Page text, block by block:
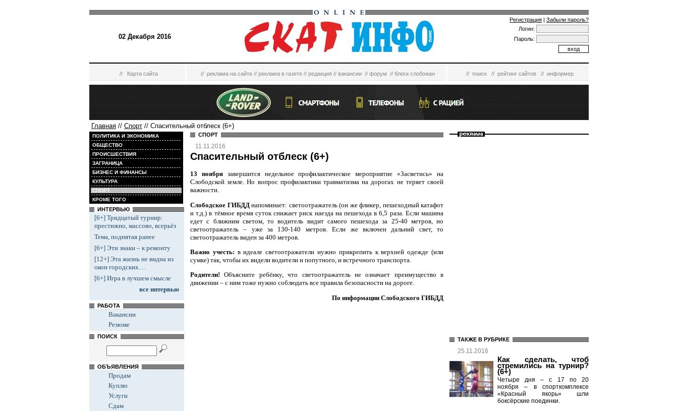
02 Декабря 2016
Регистрация | Забыли пароль?
Логин:
Пароль:
//Карта сайта //реклама на сайте//реклама в газете//редакция//вакансии//форум//блоги слобожан //поиск//рейтинг сайтов//информер
Главная // Спорт // Спасительный отблеск (6+)
ПОЛИТИКА И ЭКОНОМИКА
ОБЩЕСТВО
ПРОИСШЕСТВИЯ
ЗАГРАНИЦА
БИЗНЕС И ФИНАНСЫ
КУЛЬТУРА
СПОРТ
КРОМЕ ТОГО
ИНТЕРВЬЮ
[6+] Тридцатый турнир:
престижно, массово, всерьёз
Тема, поднятая ранее
[6+] Эти знаки – к ремонту
[12+] Эта жизнь не видна из
окон городских…
[6+] Игра в лучшем смысле
все интервью
РАБОТА
Вакансии
Резюме
ПОИСК
ОБЪЯВЛЕНИЯ
Продам
Куплю
Услуги
Сдам
СПОРТ
11.11.2016
Спасительный отблеск (6+)
13 ноябрязавершится недельное профилактическое мероприятие «Засветись» на
Слободской земле. Но вопрос профилактики травматизма на дорогах не теряет своей
важности.
Слободское ГИБДДнапоминает: светоотражатель (он же фликер, пешеходный катафот
и т.д.) в тёмное время суток снижает риск наезда на пешехода в 6,5 раза. Если машина
едет с ближним светом, то водитель видит самого пешехода за 25-40 метров, но
светоотражатель – уже за 130-140 метров. Если же включен дальний свет, то
светоотражатель виден за 400 метров.
Важно учесть: в идеале светоотражатели нужно прикрепить к верхней одежде (или
сумке) так, чтобы их видели водители и попутного, и встречного транспорта.
Родители!Объясните ребёнку, что светоотражатель не означает преимущество в
движении – с ним тоже нужно соблюдать все правила безопасности на дороге.
По информации Слободского ГИБДД
ТАКЖЕ В РУБРИКЕ
25.11.2016
Как сделать, чтоб
стремились на турнир?
(6+)
Четыре дня – с 17 по 20
ноября – в спорткомплексе
«Красный якорь» шли
боксёрские поединки.